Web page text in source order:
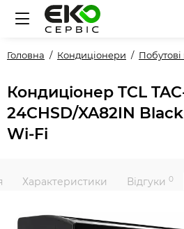
Головна Кондиціонери
Кондиціонер TCL
24CHSD/XA82IN
Wi-Fi
Характеристики Відгуки 0